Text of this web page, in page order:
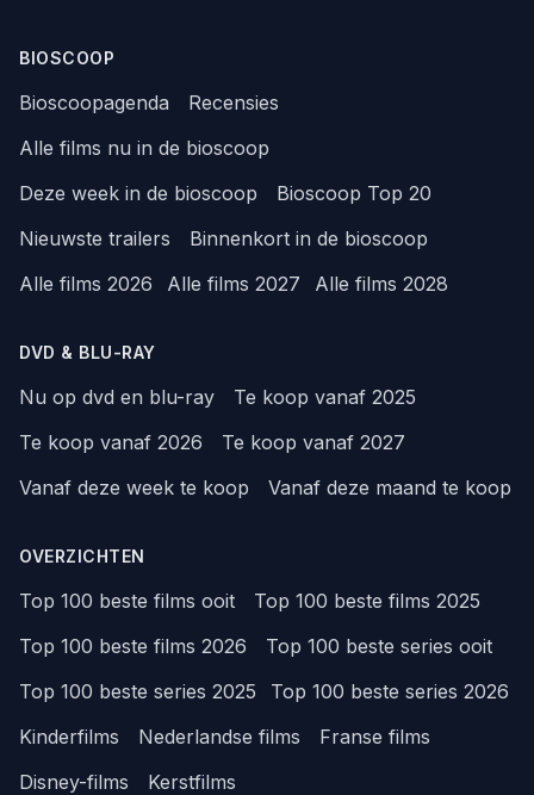
BIOSCOOP
Bioscoopagenda
Recensies
Alle films nu in de bioscoop
Deze week in de bioscoop
Bioscoop Top 20
Nieuwste trailers
Binnenkort in de bioscoop
Alle films 2026
Alle films 2027 Alle films 2028
DVD & BLU-RAY
Nu op dvd en blu-ray
Te koop vanaf 2025
Te koop vanaf 2026
Te koop vanaf 2027
Vanaf deze week te koop
Vanaf deze maand te koop
OVERZICHTEN
Top 100 beste films ooit
Top 100 beste films 2025
Top 100 beste films 2026
Top 100 beste series ooit
Top 100 beste series 2025
Top 100 beste series 2026
Kinderfilms
Nederlandse films
Franse films
Disney-films
Kerstfilms